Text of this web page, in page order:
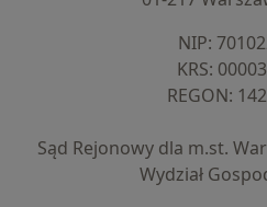
NIP:
KRS:
REGON:
Sąd Rejonowy dla m.st.
Wydział